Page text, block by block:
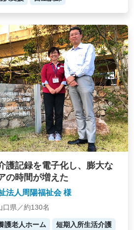
護記録を電子化し、膨大な
の時間が増えた
法人周陽福祉会 様
口県／約130名
護老人ホーム 短期入所生活介護